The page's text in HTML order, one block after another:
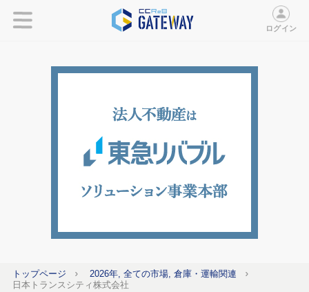
ログイン
トップページ
2026年, 全ての市場, 倉庫・運輸関連
日本トランスシティ株式会社